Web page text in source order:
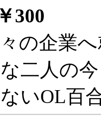
300
の企業
二人の
いOL百